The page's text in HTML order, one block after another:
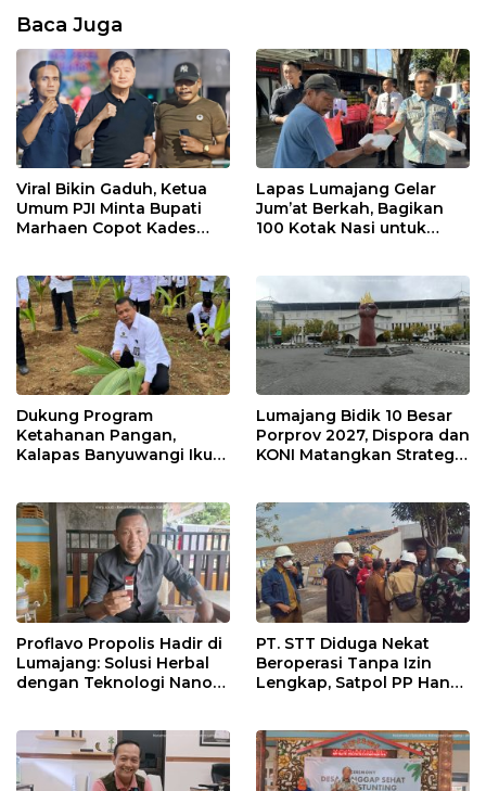
Baca Juga
Viral Bikin Gaduh, Ketua
Umum PJI Minta Bupati
Marhaen Copot Kades
Lapas Lumajang Gelar
Jum’at Berkah, Bagikan
100 Kotak Nasi untuk
Dukung Program
Ketahanan Pangan,
Kalapas Banyuwangi Ikuti
Ngajum
Lumajang Bidik 10 Besar
Porprov 2027, Dispora dan
KONI Matangkan Strategi
Proflavo Propolis Hadir di
Lumajang: Solusi Herbal
dengan Teknologi Nano
PT. STT Diduga Nekat
Beroperasi Tanpa Izin
Lengkap, Satpol PP Hanya